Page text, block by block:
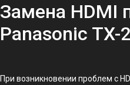
Замена HDMI
Panasonic TX-
При возникновении проблем с